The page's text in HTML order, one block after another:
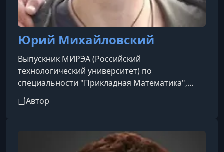
Юрий Михайловский
Выпускник МИРЭА (Российский
технологический университет) по
специальности "Прикладная Математика",
работал программистом, преподает
математику уже более трех лет. Уделяет много
практике, всегда открыт к обратной связи,
развернуто отвечает на все вопросы.
Автор